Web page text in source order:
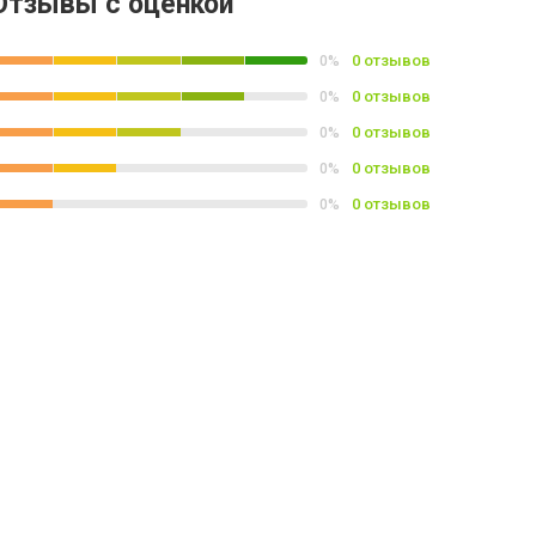
0% 0 отзывов
0% 0 отзывов
0% 0 отзывов
0% 0 отзывов
0% 0 отзывов